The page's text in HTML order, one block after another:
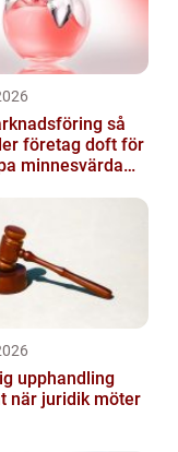
så
företag doft för
minnesvärda
upphandling